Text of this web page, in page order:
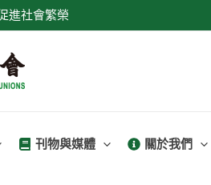
進社會繁榮
刊物與媒體 關於我們